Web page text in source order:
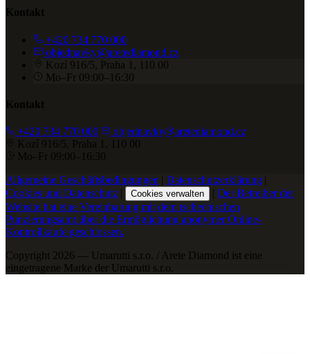
Kontakt
+420 734 770 000
objednavky@aretediamond.cz
Kozí 916/5, Praha 1, 110 00
Mo–Fr 09:00–16:30
Kontakt
+420 734 770 000
objednavky@aretediamond.cz
Kozí 916/5, Praha 1, 110 00
Mo–Fr 09:00–16:30
Allgemeine Geschäftsbedingungen | Datenschutzerklärung |
Cookies und Datenschutz | Cookies verwalten | Der Betreiber der
Website hat eine Vereinbarung mit dem tschechischen
Punzierungsamt über die Ermöglichung anonymer Online-
Kontrollkäufe geschlossen.
Copyright 2026 — Umarutti s.r.o. / Arete Diamond ist eine
eingetragene Marke der Umarutti s.r.o.